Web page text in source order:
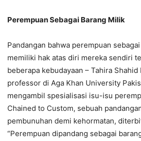
Perempuan Sebagai Barang Milik
Pandangan bahwa perempuan
memiliki hak atas diri mereka sendiri
beberapa kebudayaan – Tahira Shahid
professor di Aga Khan University
mengambil spesialisasi isu-isu
Chained to Custom, sebuah
pembunuhan demi kehormatan,
“Perempuan dipandang sebagai